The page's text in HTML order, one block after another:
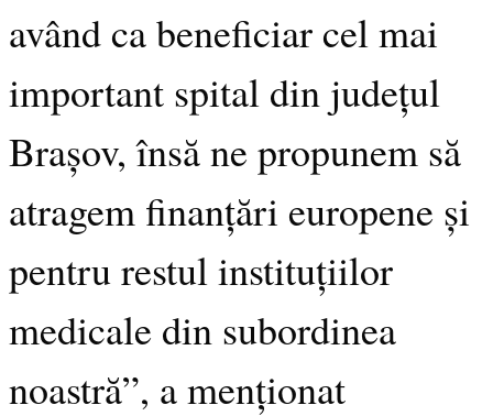
având ca beneficiar cel mai
important spital din județul
Brașov, însă ne propunem să
atragem finanțări europene și
pentru restul instituțiilor
medicale din subordinea
noastră”, a menționat